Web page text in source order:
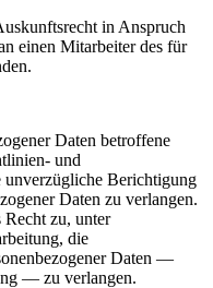
in Anspruch
einen Mitarbeiter des für
Daten betroffene
und
unverzügliche Berichtigung
Daten zu verlangen.
Recht zu, unter
die
Daten —
— zu verlangen.